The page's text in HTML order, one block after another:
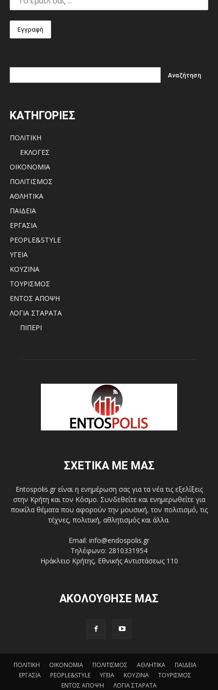
ΚΑΤΗΓΟΡΙΕΣ
ΠΟΛΙΤΙΚΗ
ΕΚΛΟΓΕΣ
ΟΙΚΟΝΟΜΙΑ
ΠΟΛΙΤΙΣΜΟΣ
ΑΘΛΗΤΙΚΑ
ΠΑΙΔΕΙΑ
ΕΡΓΑΣΙΑ
PEOPLE&STYLE
ΥΓΕΙΑ
ΚΟΥΖΙΝΑ
ΤΟΥΡΙΣΜΟΣ
ΕΝΤΟΣ ΑΠΟΨΗ
ΛΟΓΙΑ ΣΤΑΡΑΤΑ
ΠΙΠΕΡΙ
ΣΧΕΤΙΚΑ ΜΕ ΜΑΣ
Entospolis.gr είναι η ενημέρωση σας για τα νέα τις εξελίξεις
στην Κρήτη και τον Κόσμο. Συνδεθείτε και ενημερωθείτε για
ποικίλα θέματα που αφορούν την μουσική, τον πολιτισμό, τις
τέχνες, πολιτική, αθλητισμός και άλλα.
Email: info@endospolis.gr
Τηλέφωνο: 2810331954
Ηράκλειο Κρήτης, Εθνικής Αντιστάσεως 110
ΑΚΟΛΟΥΘΗΣΕ ΜΑΣ
ΠΟΛΙΤΙΚΗ ΟΙΚΟΝΟΜΙΑ ΠΟΛΙΤΙΣΜΟΣ ΑΘΛΗΤΙΚΑ
ΠΑΙΔΕΙΑ
ΕΡΓΑΣΙΑ
PEOPLE&STYLE ΥΓΕΙΑ ΚΟΥΖΙΝΑ
ΤΟΥΡΙΣΜΟΣ
ΕΝΤΟΣ ΑΠΟΨΗ
ΛΟΓΙΑ ΣΤΑΡΑΤΑ